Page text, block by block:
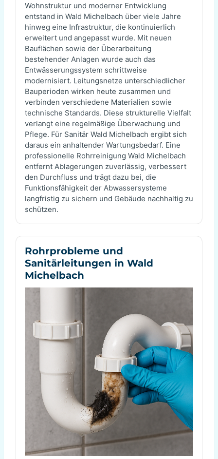
Wohnstruktur und moderner Entwicklung
entstand in Wald Michelbach über viele Jahre
hinweg eine Infrastruktur, die kontinuierlich
erweitert und angepasst wurde. Mit neuen
Bauflächen sowie der Überarbeitung
bestehender Anlagen wurde auch das
Entwässerungssystem schrittweise
modernisiert. Leitungsnetze unterschiedlicher
Bauperioden wirken heute zusammen und
verbinden verschiedene Materialien sowie
technische Standards. Diese strukturelle Vielfalt
verlangt eine regelmäßige Überwachung und
Pflege. Für Sanitär Wald Michelbach ergibt sich
daraus ein anhaltender Wartungsbedarf. Eine
professionelle Rohrreinigung Wald Michelbach
entfernt Ablagerungen zuverlässig, verbessert
den Durchfluss und trägt dazu bei, die
Funktionsfähigkeit der Abwassersysteme
langfristig zu sichern und Gebäude nachhaltig zu
schützen.
Rohrprobleme und
Sanitärleitungen in Wald
Michelbach